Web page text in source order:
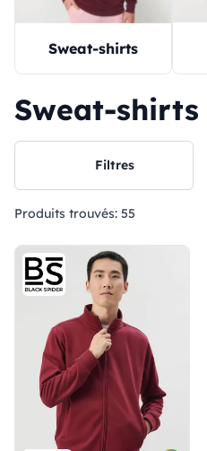
Sweat-shirts
Sweat-shirts
Filtres
Produits trouvés: 55